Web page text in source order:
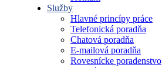
Služby
Hlavné princípy práce
Telefonická poradňa
Chatová poradňa
E-mailová poradňa
Rovesnícke poradenstvo